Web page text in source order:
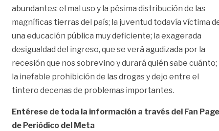
abundantes: el mal uso y la pésima distribución de las
magníficas tierras del país; la juventud todavía víctima
una educación pública muy deficiente; la exagerada
desigualdad del ingreso, que se verá agudizada por la
recesión que nos sobrevino y durará quién sabe cuánto;
la inefable prohibición de las drogas y dejo entre el
tintero decenas de problemas importantes.
Entérese de toda la información a través del Fan Page
de Periódico del Meta